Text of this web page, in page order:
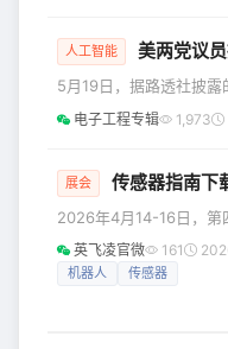
奔涌向前，可持续发展已
全
客户端计算与物理AI事
人工智能 美两党议员
5月19日，据路透社披露
员正联手推出了一项旨
工具的新法案。 这项由
基茨（Pete Ricketts）
设立专门办公室，并设
技术提供补贴并简化采
电子工程专辑 1,973
展会 传感器指南下载 | 英飞凌精彩亮相 Sensor
2026年4月14-16日，第
感器与应用技术展览会
Shenzhen 2026）在深
英飞凌官微 161
机器人 传感器